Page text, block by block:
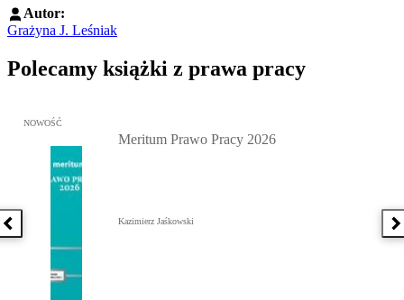
Autor:
Grażyna J. Leśniak
Polecamy książki z prawa pracy
Poprzednia książka
Przejdź do: Meritum Prawo Pracy 2026, Kazimierz Jaśkowski -
NOWOŚĆ
Meritum Prawo Pracy 2026
Kazimierz Jaśkowski